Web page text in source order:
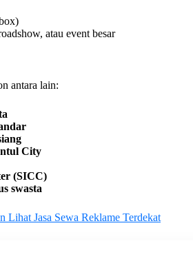
atau event besar
antara lain:
City
(SICC)
swasta
Lihat Jasa Sewa Reklame Terdekat